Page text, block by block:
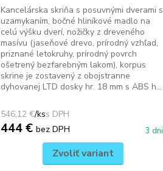
Kancelárska skriňa s posuvnými dverami s
uzamykaním, bočné hliníkové madlo na
celú výšku dverí, nožičky z dreveného
masívu (jaseňové drevo, prírodný vzhľad,
priznané letokruhy, prírodný povrch
ošetrený bezfarebným lakom), korpus
skrine je zostavený z obojstranne
dyhovanej LTD dosky hr. 18 mm s ABS h...
546,12 €/ks
444 €bez DPH 3 dni
Zvoliť variant